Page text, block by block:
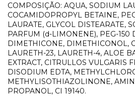
COMPOSIÇÃO: AQUA, SODIUM
COCAMIDOPROPYL BETAINE,
LAURATE, GLYCOL DISTEARATE,
PARFUM (d-LIMONENE), PEG-150
DIMETHICONE, DIMETHICONOL,
LAURETH-23, LAURETH-4, ALOE
EXTRACT, CITRULLOS VULGARIS
DISODIUM EDTA,
METHYLISOTHIAZOLINONE,
PROPANOL, CI 19140.